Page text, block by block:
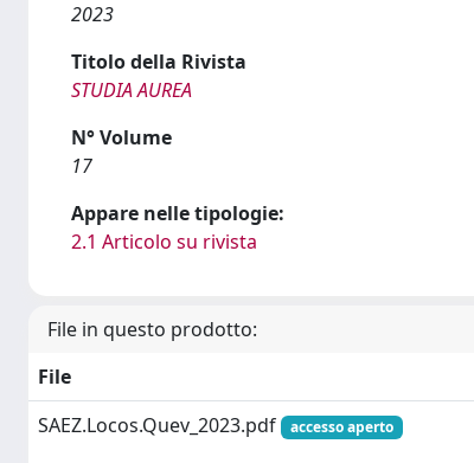
2023
Titolo della Rivista
STUDIA AUREA
N° Volume
17
Appare nelle tipologie:
2.1 Articolo su rivista
File in questo prodotto:
File
SAEZ.Locos.Quev_2023.pdf
accesso aperto